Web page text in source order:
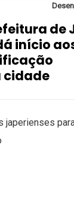
de
início
cidade
japerienses